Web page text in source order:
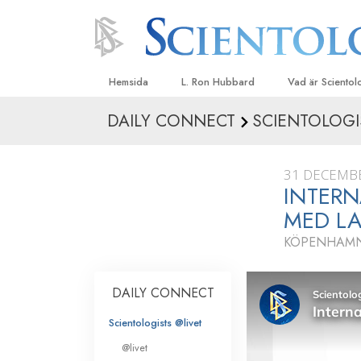
Hemsida L. Ron Hubbard Vad är
Trossatser och
Vad
Scientology
Träffa en
Inne i en Kyrka
En introduktion
DAILY CONNECT
31
MED
DAILY CONNECT
Scientologists @livet
@livet